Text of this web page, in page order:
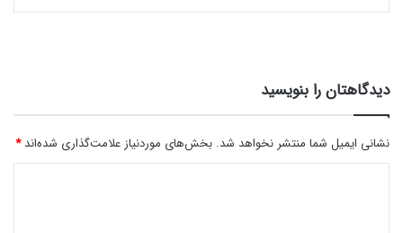
دیدگاهتان را بنویسید
نشانی ایمیل شما منتشر نخواهد شد. بخش‌های موردنیاز علامت‌گذاری شده‌اند*